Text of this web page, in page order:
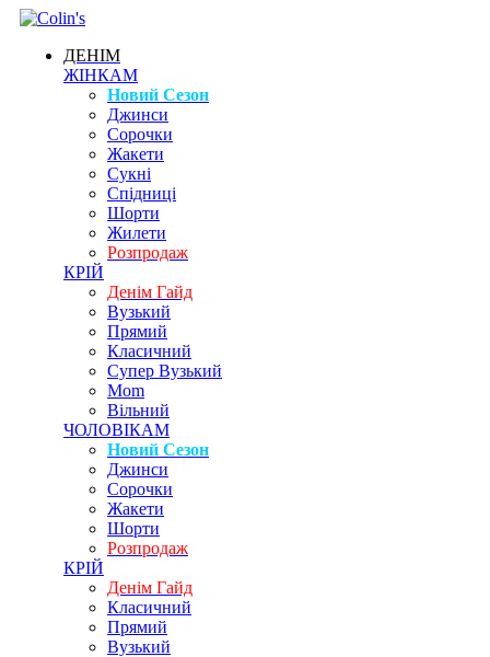
ДЕНІМ
ЖІНКАМ
Новий Сезон
Джинси
Сорочки
Жакети
Сукні
Спідниці
Шорти
Жилети
Розпродаж
КРІЙ
Денім Гайд
Вузький
Прямий
Класичний
Супер Вузький
Mom
Вільний
ЧОЛОВІКАМ
Новий Сезон
Джинси
Сорочки
Жакети
Шорти
Розпродаж
КРІЙ
Денім Гайд
Класичний
Прямий
Вузький